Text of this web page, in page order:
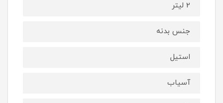
2 لیتر
جنس بدنه
استیل
آسیاب